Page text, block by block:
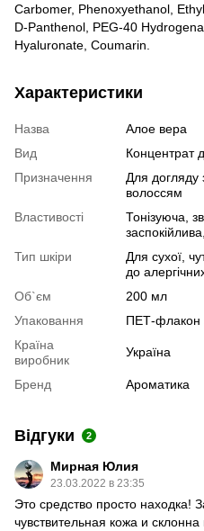
Carbomer, Phenoxyethanol,
D-Panthenol, PEG-40
Hyaluronate, Coumarin.
Характеристики
Назва
Алое вера
Вид
Концентрат
Призначення
Для догляду
волоссям
Властивості
Тонізуюча,
Тип шкіри
Для сухої,
до
Об`єм
200 мл
Упаковання
ПЕТ-флакон
Країна
виробник
Україна
Бренд Ароматика
Відгуки 2
Мирная Юлия
23.03.2022 в 23:35
Это средство просто находка!
чувствительная кожа и